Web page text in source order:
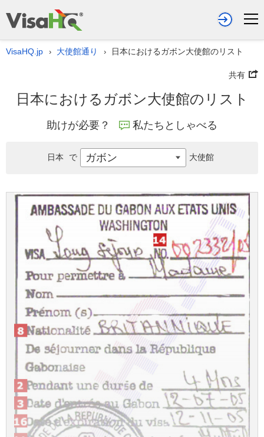
VisaHQ.jp › 大使館通り › 日本におけるガボン大使館のリスト
共有
日本におけるガボン大使館のリスト
助けが必要？ 私たちとしゃべる
日本 で ガボン 大使館